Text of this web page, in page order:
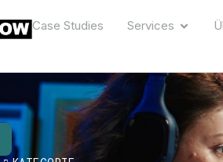
Case Studies Services